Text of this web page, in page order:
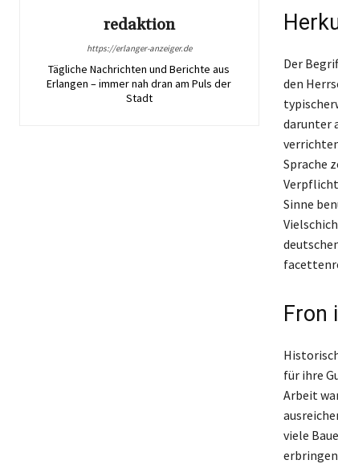
redaktion
https://erlanger-anzeiger.de
Tägliche Nachrichten und Berichte aus
Erlangen – immer nah dran am Puls der
Stadt
Der
den
darunter
Sprache
Sinne
Fron
für ihre
Arbeit
viele